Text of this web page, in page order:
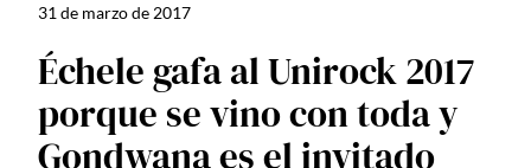
31 de marzo de 2017
Échele gafa al Unirock 2017
porque se vino con toda y
Gondwana es el invitado